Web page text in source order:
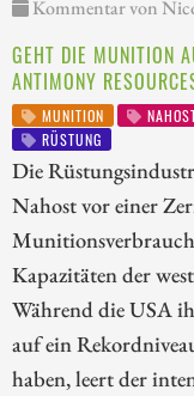
Kommentar von
GEHT DIE MUNITION
ANTIMONY
MUNITION
RÜSTUNG
Die
Nahost vor einer
Kapazitäten der
Während die USA
auf ein
haben, leert der